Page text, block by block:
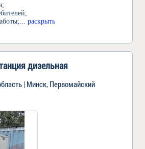
... раскрыть
дизельная
| Минск, Первомайский